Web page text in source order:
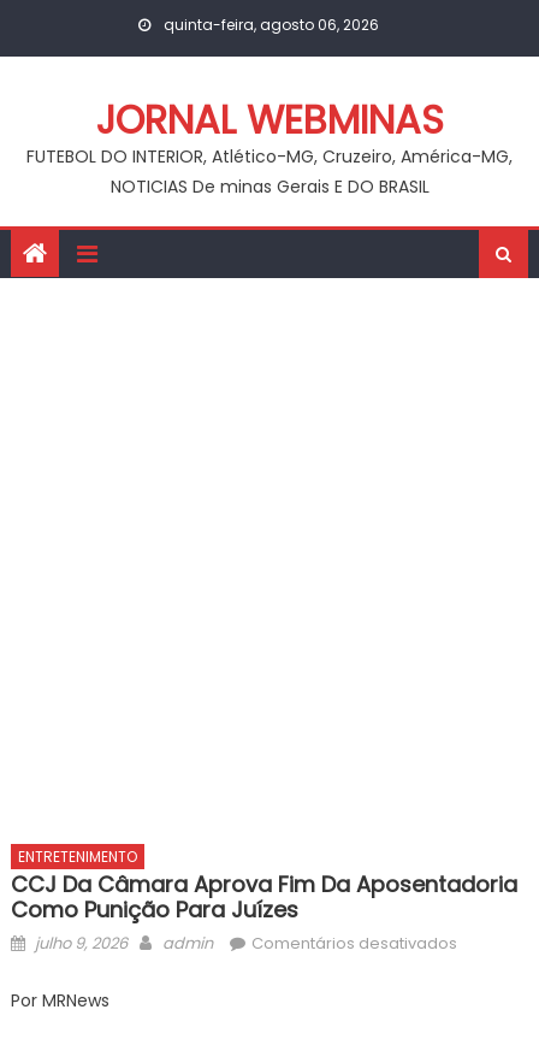
quinta-feira, agosto 06, 2026
JORNAL WEBMINAS
FUTEBOL DO INTERIOR, Atlético-MG, Cruzeiro, América-MG,
NOTICIAS De minas Gerais E DO BRASIL
ENTRETENIMENTO
CCJ Da Câmara Aprova Fim Da Aposentadoria
Como Punição Para Juízes
Posted
julho 9, 2026 Author
admin Comentários desativadosem
Por MRNews